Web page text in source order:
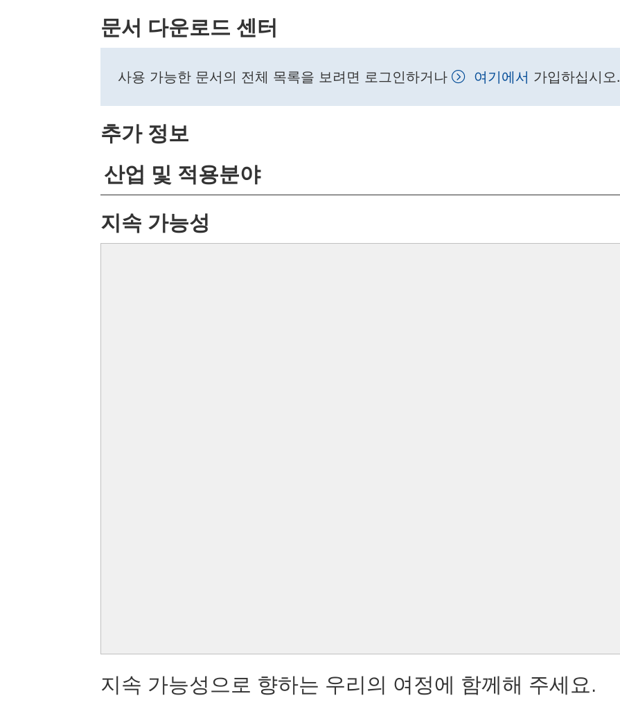
문서 다운로드 센터
사용 가능한 문서의 전체 목록을 보려면 로그인하거나 여기에서 가입하십시오.
추가 정보
산업 및 적용분야
지속 가능성
지속 가능성으로 향하는 우리의 여정에 함께해 주세요.